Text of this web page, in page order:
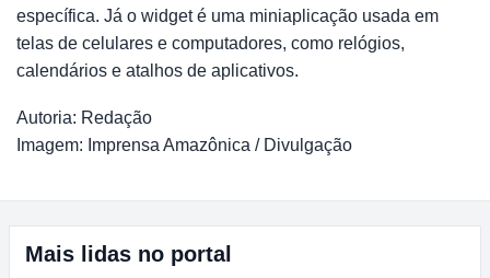
específica. Já o widget é uma miniaplicação usada em
telas de celulares e computadores, como relógios,
calendários e atalhos de aplicativos.
Autoria: Redação
Imagem: Imprensa Amazônica / Divulgação
Mais lidas no portal